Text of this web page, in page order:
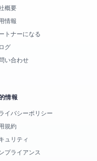
概要
情報
トナーになる
グ
い合わせ
情報
イバシーポリシー
規約
ュリティ
プライアンス